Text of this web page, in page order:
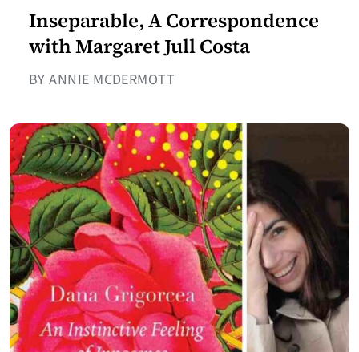
Inseparable, A Correspondence
with Margaret Jull Costa
BY ANNIE MCDERMOTT